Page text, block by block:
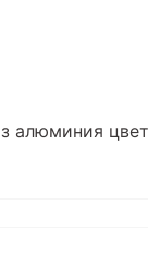
алюминия